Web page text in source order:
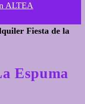
ALTEA
Espuma